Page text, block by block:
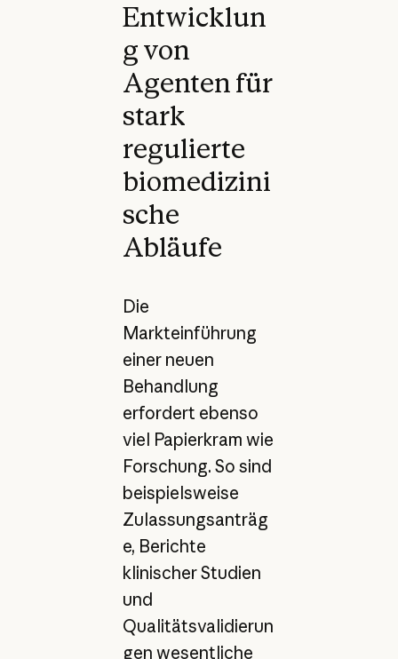
Entwicklun
g von
Agenten für
stark
regulierte
biomedizini
sche
Abläufe
Die
Markteinführung
einer neuen
Behandlung
erfordert ebenso
viel Papierkram wie
Forschung. So sind
beispielsweise
Zulassungsanträg
e, Berichte
klinischer Studien
und
Qualitätsvalidierun
gen wesentliche